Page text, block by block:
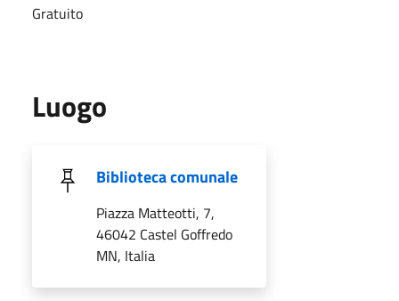
Gratuito
Luogo
Biblioteca comunale
Piazza Matteotti, 7,
46042 Castel Goffredo
MN, Italia